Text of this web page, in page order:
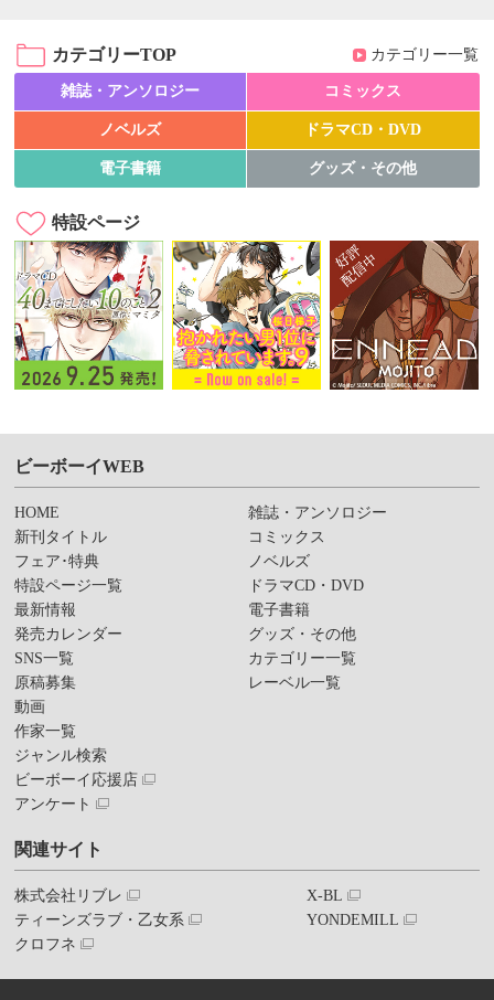
カテゴリーTOP カテゴリー一覧
雑誌・アンソロジー コミックス
ノベルズ ドラマCD・DVD
電子書籍 グッズ・その他
特設ページ
ビーボーイWEB
HOME
新刊タイトル
フェア･特典
特設ページ一覧
最新情報
発売カレンダー
SNS一覧
原稿募集
動画
作家一覧
ジャンル検索
ビーボーイ応援店
アンケート
雑誌・アンソロジー
コミックス
ノベルズ
ドラマCD・DVD
電子書籍
グッズ・その他
カテゴリー一覧
レーベル一覧
関連サイト
株式会社リブレ
ティーンズラブ・乙女系
クロフネ
X-BL
YONDEMILL